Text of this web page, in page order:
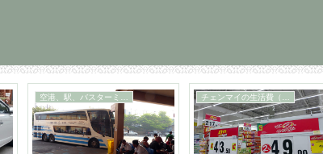
空港、駅、バスターミナル チェンマイの生活費（概論）